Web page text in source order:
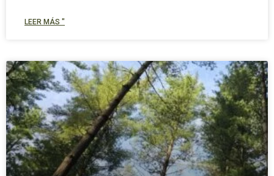
LEER MÁS "